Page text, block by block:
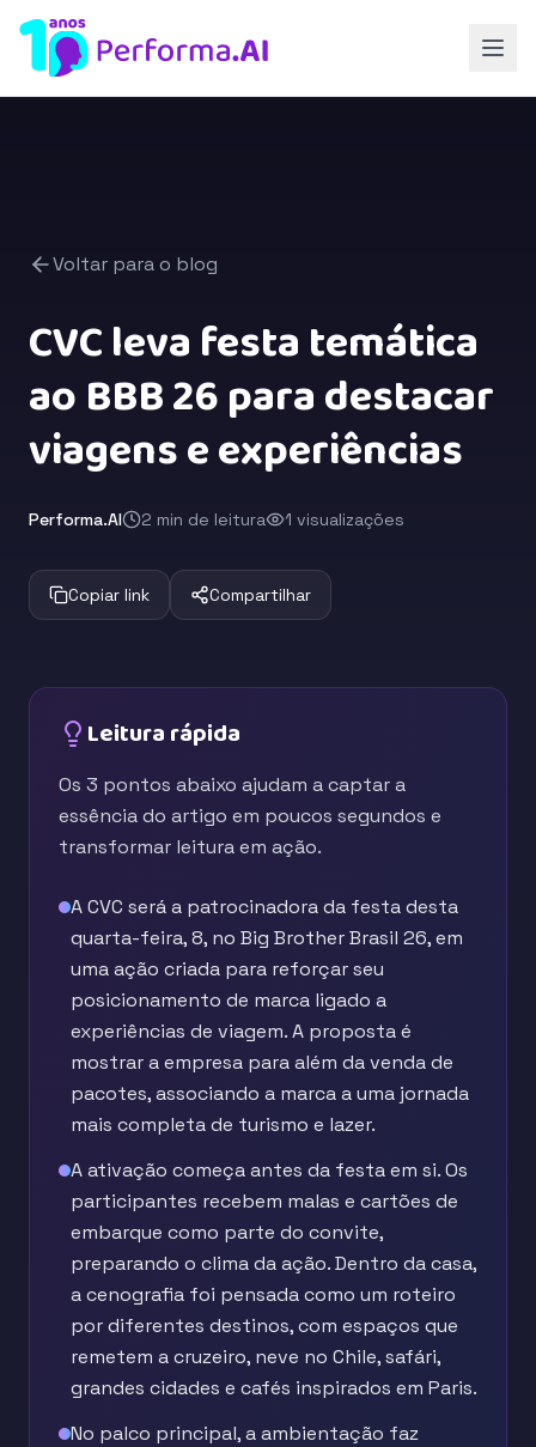
Voltar para o blog
CVC leva festa temática
ao BBB 26 para destacar
viagens e experiências
Performa.AI 2 min de leitura 1 visualizações
Copiar link Compartilhar
Leitura rápida
Os 3 pontos abaixo ajudam a captar a
essência do artigo em poucos segundos e
transformar leitura em ação.
A CVC será a patrocinadora da festa desta
quarta-feira, 8, no Big Brother Brasil 26, em
uma ação criada para reforçar seu
posicionamento de marca ligado a
experiências de viagem. A proposta é
mostrar a empresa para além da venda de
pacotes, associando a marca a uma jornada
mais completa de turismo e lazer.
A ativação começa antes da festa em si. Os
participantes recebem malas e cartões de
embarque como parte do convite,
preparando o clima da ação. Dentro da casa,
a cenografia foi pensada como um roteiro
por diferentes destinos, com espaços que
remetem a cruzeiro, neve no Chile, safári,
grandes cidades e cafés inspirados em Paris.
No palco principal, a ambientação faz